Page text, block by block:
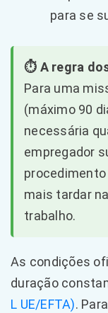
para se
⏱️ A regra
Para uma
(máximo 90
necessária
empregador
mais tardar
trabalho.
As condições
duração
L UE/EFTA).